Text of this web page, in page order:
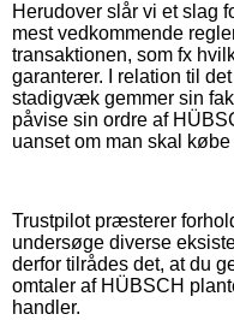
Herudover slår vi et slag
mest vedkommende
transaktionen, som fx
garanterer. I relation til
stadigvæk gemmer sin
påvise sin ordre af
uanset om man skal
Trustpilot præsterer
undersøge diverse
derfor tilrådes det, at du
omtaler af HÜBSCH
handler.